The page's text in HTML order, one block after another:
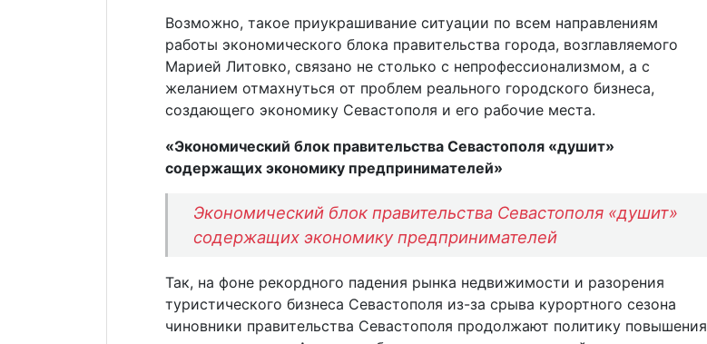
Возможно, такое приукрашивание ситуации по всем направлениям
работы экономического блока правительства города, возглавляемого
Марией Литовко, связано не столько с непрофессионализмом, а с
желанием отмахнуться от проблем реального городского бизнеса,
создающего экономику Севастополя и его рабочие места.
«Экономический блок правительства Севастополя «душит»
содержащих экономику предпринимателей»
Экономический блок правительства Севастополя «душит»
содержащих экономику предпринимателей
Так, на фоне рекордного падения рынка недвижимости и разорения
туристического бизнеса Севастополя из-за срыва курортного сезона
чиновники правительства Севастополя продолжают политику повышения